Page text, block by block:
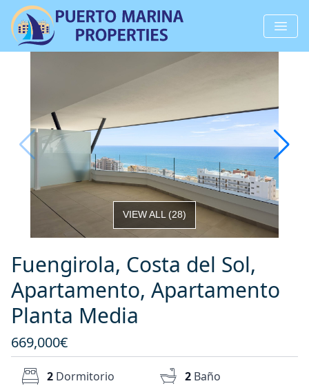
VIEW ALL(28)
Fuengirola, Costa del Sol,
Apartamento, Apartamento
Planta Media
669,000€
2 Dormitorio 2 Baño